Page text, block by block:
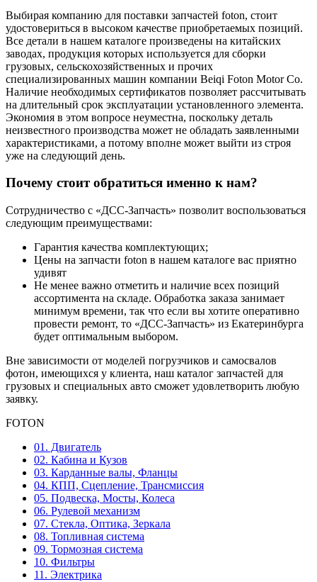
Выбирая компанию для поставки запчастей foton, стоит
удостовериться в высоком качестве приобретаемых позиций.
Все детали в нашем каталоге произведены на китайских
заводах, продукция которых используется для сборки
грузовых, сельскохозяйственных и прочих
специализированных машин компании Beiqi Foton Motor Co.
Наличие необходимых сертификатов позволяет рассчитывать
на длительный срок эксплуатации установленного элемента.
Экономия в этом вопросе неуместна, поскольку деталь
неизвестного производства может не обладать заявленными
характеристиками, а потому вполне может выйти из строя
уже на следующий день.
Почему стоит обратиться именно к нам?
Сотрудничество с «ДСС-Запчасть» позволит воспользоваться
следующим преимуществами:
Гарантия качества комплектующих;
Цены на запчасти foton в нашем каталоге вас приятно
удивят
Не менее важно отметить и наличие всех позиций
ассортимента на складе. Обработка заказа занимает
минимум времени, так что если вы хотите оперативно
провести ремонт, то «ДСС-Запчасть» из Екатеринбурга
будет оптимальным выбором.
Вне зависимости от моделей погрузчиков и самосвалов
фотон, имеющихся у клиента, наш каталог запчастей для
грузовых и специальных авто сможет удовлетворить любую
заявку.
FOTON
01. Двигатель
02. Кабина и Кузов
03. Карданные валы, Фланцы
04. КПП, Сцепление, Трансмиссия
05. Подвеска, Мосты, Колеса
06. Рулевой механизм
07. Стекла, Оптика, Зеркала
08. Топливная система
09. Тормозная система
10. Фильтры
11. Электрика